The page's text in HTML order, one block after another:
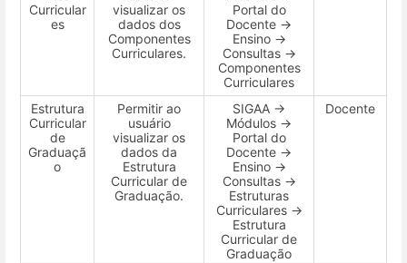
Curricular
es
visualizar os
dados dos
Componentes
Curriculares.
Portal do
Docente →
Ensino →
Consultas →
Componentes
Curriculares
Estrutura
Curricular
de
Graduaçã
o
Permitir ao
usuário
visualizar os
dados da
Estrutura
Curricular de
Graduação.
SIGAA →
Módulos →
Portal do
Docente →
Ensino →
Consultas →
Estruturas
Curriculares →
Estrutura
Curricular de
Graduação
Docente